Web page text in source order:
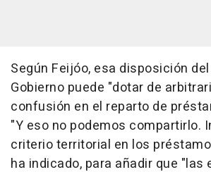
Según Feijóo, esa disposición
Gobierno puede "dotar de
confusión en el reparto de
"Y eso no podemos compartirlo.
criterio territorial en los
ha indicado, para añadir que "las